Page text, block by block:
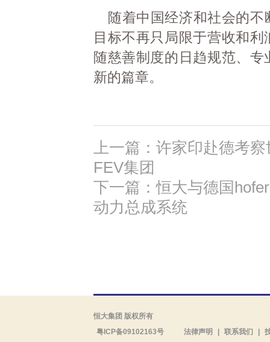
随着中国经济和社会的
目标不再只局限于营收和
随慈善制度的日趋规范、
新的篇章。
上一篇：许家印赴德考
FEV集团
下一篇：恒大与德国
动力总成系统
恒大集团 版权所有
粤ICP备09102163号
法律声明 联系我们